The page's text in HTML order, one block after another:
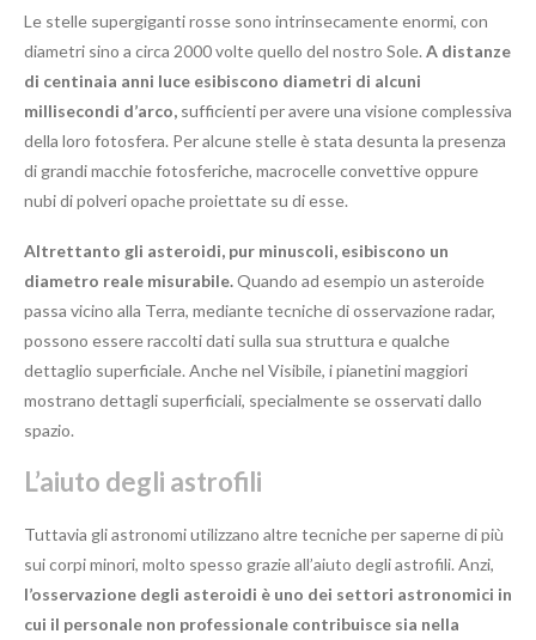
Le stelle supergiganti rosse sono intrinsecamente enormi, con
diametri sino a circa 2000 volte quello del nostro Sole. A distanze
di centinaia anni luce esibiscono diametri di alcuni
millisecondi d’arco, sufficienti per avere una visione complessiva
della loro fotosfera. Per alcune stelle è stata desunta la presenza
di grandi macchie fotosferiche, macrocelle convettive oppure
nubi di polveri opache proiettate su di esse.
Altrettanto gli asteroidi, pur minuscoli, esibiscono un
diametro reale misurabile.Quando ad esempio un asteroide
passa vicino alla Terra, mediante tecniche di osservazione radar,
possono essere raccolti dati sulla sua struttura e qualche
dettaglio superficiale. Anche nel Visibile, i pianetini maggiori
mostrano dettagli superficiali, specialmente se osservati dallo
spazio.
L’aiuto degli astrofili
Tuttavia gli astronomi utilizzano altre tecniche per saperne di più
sui corpi minori, molto spesso grazie all’aiuto degli astrofili. Anzi,
l’osservazione degli asteroidi è uno dei settori astronomici in
cui il personale non professionale contribuisce sia nella